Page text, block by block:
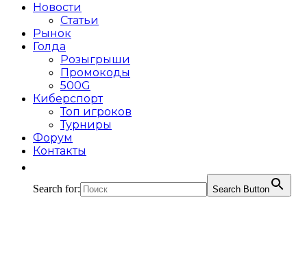
Новости
Статьи
Рынок
Голда
Розыгрыши
Промокоды
500G
Киберспорт
Топ игроков
Турниры
Форум
Контакты
Search for: Search Button